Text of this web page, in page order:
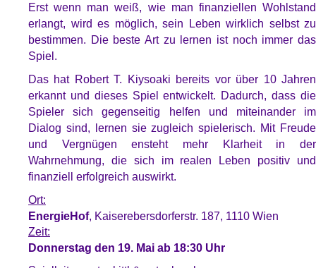
Erst wenn man weiß, wie man finanziellen Wohlstand
erlangt, wird es möglich, sein Leben wirklich selbst zu
bestimmen. Die beste Art zu lernen ist noch immer das
Spiel.
Das hat Robert T. Kiysoaki bereits vor über 10 Jahren
erkannt und dieses Spiel entwickelt. Dadurch, dass die
Spieler sich gegenseitig helfen und miteinander im
Dialog sind, lernen sie zugleich spielerisch. Mit Freude
und Vergnügen ensteht mehr Klarheit in der
Wahrnehmung, die sich im realen Leben positiv und
finanziell erfolgreich auswirkt.
Ort:
EnergieHof, Kaiserebersdorferstr. 187, 1110 Wien
Zeit:
Donnerstag den 19. Mai ab 18:30 Uhr